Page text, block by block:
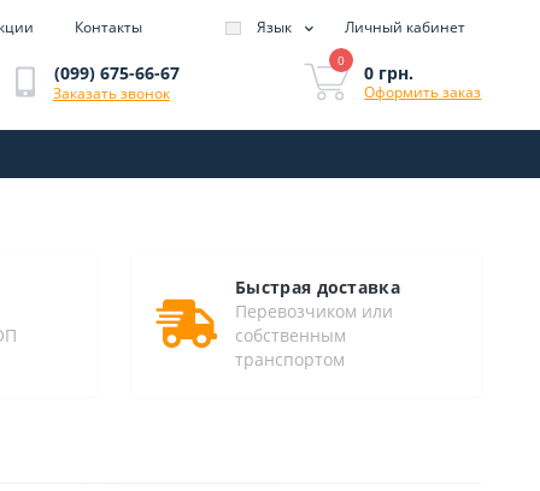
Контакты Язык Личный кабинет
(099) 675-66-67
Заказать звонок
0
0 грн.
Оформить заказ
Быстрая доставка
Перевозчиком или
собственным
транспортом